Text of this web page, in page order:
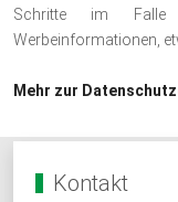
Schritte im Falle
Werbeinformationen,
Mehr zur
Kontakt